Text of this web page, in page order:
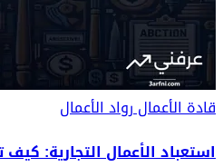
قادة الأعمالرواد الأعمال
استعباد الأعمال التجارية: